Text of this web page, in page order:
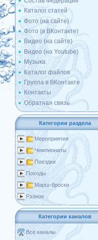
Каталог статей
Фото (на сайте)
Фото (в ВКонтакте)
Видео (на сайте)
Видео (на Youtube)
Музыка
Каталог файлов
Группа в ВКонтакте
Контакты
Обратная связь
Категории раздела
Мероприятия
Чемпионаты
Поездки
Походы
Марш-броски
Разное
Категории каналов
Все каналы